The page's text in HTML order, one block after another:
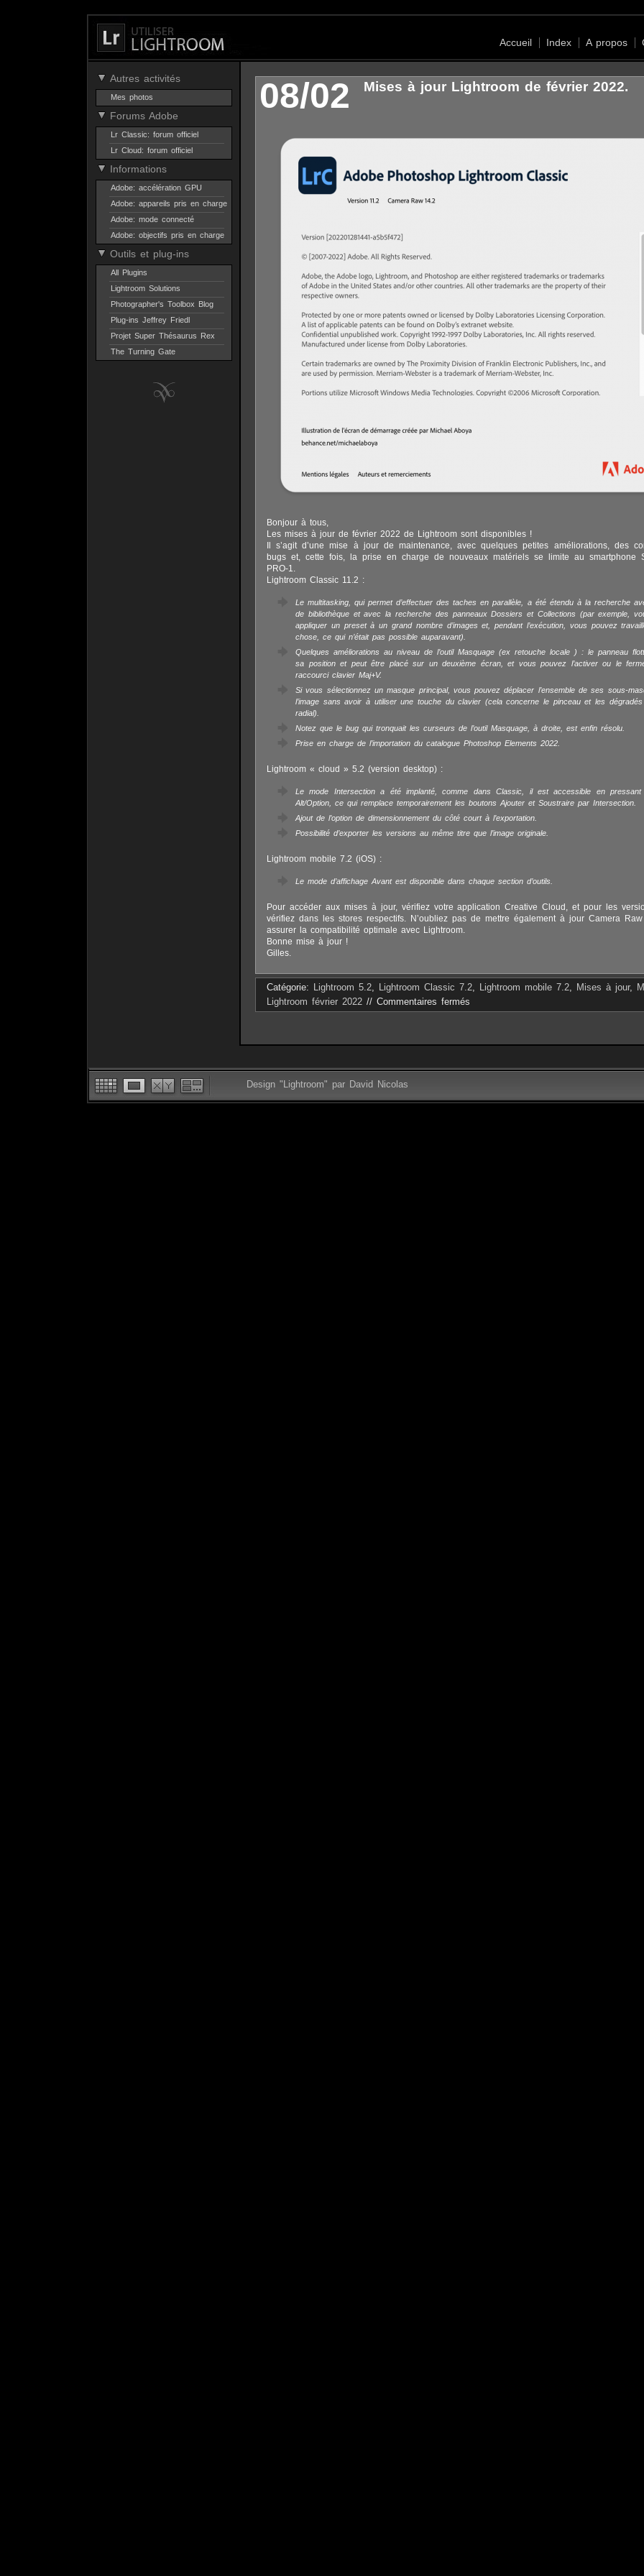
Accueil Index A propos
Autres activités
Mes photos
Forums Adobe
Lr Classic: forum officiel
Lr Cloud: forum officiel
Informations
Adobe: accélération GPU
Adobe: appareils pris en charge
Adobe: mode connecté
Adobe: objectifs pris en charge
Outils et plug-ins
All Plugins
Lightroom Solutions
Photographer's Toolbox Blog
Plug-ins Jeffrey Friedl
Projet Super Thésaurus Rex
The Turning Gate
08/02 Mises à jour Lightroom de février 2022.
Bonjour à tous,
Les mises à jour de février 2022 de Lightroom sont disponibles !
Il s’agit d’une mise à jour de maintenance, avec quelques petites améliorations, des
bugs et, cette fois, la prise en charge de nouveaux matériels se limite au smartphone
PRO-1.
Lightroom Classic 11.2 :
Le multitasking, qui permet d’effectuer des taches en parallèle, a été étendu à la recherche
de bibliothèque et avec la recherche des panneaux Dossiers et Collections (par exemple,
appliquer un preset à un grand nombre d’images et, pendant l’exécution, vous pouvez
chose, ce qui n’était pas possible auparavant).
Quelques améliorations au niveau de l’outil Masquage (ex retouche locale ) : le panneau
sa position et peut être placé sur un deuxième écran, et vous pouvez l’activer ou le
raccourci clavier Maj+V.
Si vous sélectionnez un masque principal, vous pouvez déplacer l’ensemble de ses sous-
l’image sans avoir à utiliser une touche du clavier (cela concerne le pinceau et les
radial).
Notez que le bug qui tronquait les curseurs de l’outil Masquage, à droite, est enfin résolu.
Prise en charge de l’importation du catalogue Photoshop Elements 2022.
Lightroom « cloud » 5.2 (version desktop) :
Le mode Intersection a été implanté, comme dans Classic, il est accessible en
Alt/Option, ce qui remplace temporairement les boutons Ajouter et Soustraire par Intersection.
Ajout de l’option de dimensionnement du côté court à l’exportation.
Possibilité d’exporter les versions au même titre que l’image originale.
Lightroom mobile 7.2 (iOS) :
Le mode d’affichage Avant est disponible dans chaque section d’outils.
Pour accéder aux mises à jour, vérifiez votre application Creative Cloud, et pour les
vérifiez dans les stores respectifs. N’oubliez pas de mettre également à jour Camera
assurer la compatibilité optimale avec Lightroom.
Bonne mise à jour !
Gilles.
Catégorie: Lightroom 5.2, Lightroom Classic 7.2, Lightroom mobile 7.2, Mises à jour,
Lightroom février 2022 // Commentaires fermés
Design "Lightroom" par David Nicolas